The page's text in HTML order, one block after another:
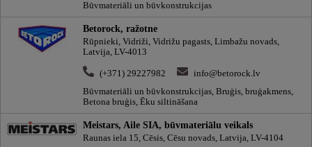
Būvmateriāli un būvkonstrukcijas
Betorock, ražotne
Rūpnieki, Vidriži, Vidrižu pagasts, Limbažu novads,
Latvija, LV-4013
(+371) 29227982
info@betorock.lv
Būvmateriāli un būvkonstrukcijas, Bruģis, bruģakmens,
Betona bruģis, Ēku siltināšana
Meistars, Aile SIA, būvmateriālu veikals
Raunas iela 15, Cēsis, Cēsu novads, Latvija, LV-4104